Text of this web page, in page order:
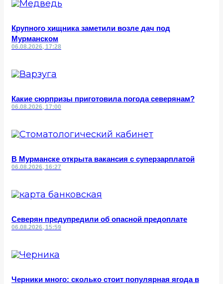
Крупного хищника заметили возле дач под
Мурманском
06.08.2026, 17:28
Какие сюрпризы приготовила погода северянам?
06.08.2026, 17:00
В Мурманске открыта вакансия с суперзарплатой
06.08.2026, 16:27
Северян предупредили об опасной предоплате
06.08.2026, 15:59
Черники много: сколько стоит популярная ягода в